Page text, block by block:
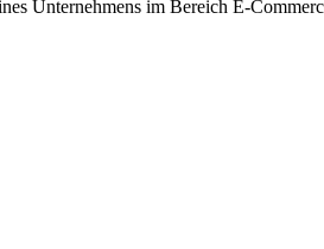
Unternehmens im Bereich E-